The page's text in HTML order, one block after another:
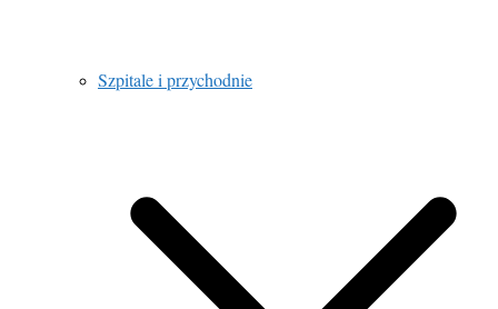
Szpitale i przychodnie